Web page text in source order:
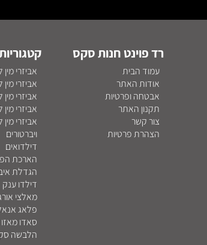
רד פוינט חנות סקס
עמוד הבית
אודות האתר
אבטחה ופרטיות
תקנון האתר
צור קשר
הצהרת פרטיות
אביזרי
אביזרי
אביזרי מין
אביזרי מין
אביזרי
ויברטורים
דילדואים
הארכת
הגדלת
דילדו ענק
מאלצי
פלאג
סאדו מאזו
הלבשה